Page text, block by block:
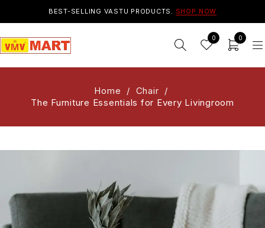
BEST-SELLING VASTU PRODUCTS. SHOP NOW
0 0
Home / Chair /
The Furniture Essentials for Every Livingroom